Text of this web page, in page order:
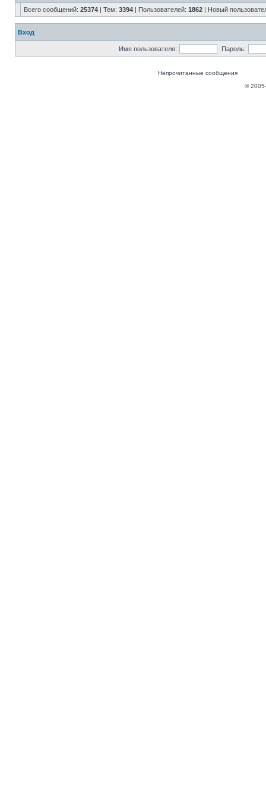
Всего сообщений: 25374 | Тем: 3394 | Пользователей: 1862 | Новый
Вход
Имя пользователя: Пароль:
Непрочитанные сообщения
©